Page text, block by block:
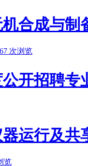
合成与制
次浏览
开招聘
运行及共
览